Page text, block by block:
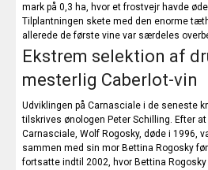
mark på 0,3 ha, hvor et frostvejr havde
Tilplantningen skete med den enorme
allerede de første vine var særdeles
Ekstrem selektion af
mesterlig Caberlot-vin
Udviklingen på Carnasciale i de seneste
tilskrives ønologen Peter Schilling. Efter
Carnasciale, Wolf Rogosky, døde i 1996,
sammen med sin mor Bettina Rogosky
fortsatte indtil 2002, hvor Bettina